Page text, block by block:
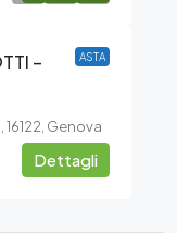
ASTA
–
Genova
Dettagli